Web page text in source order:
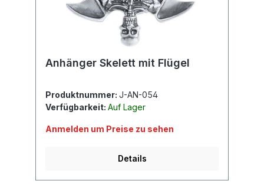
Anhänger Skelett mit Flügel
Produktnummer: J-AN-054
Verfügbarkeit: Auf Lager
Anmelden um Preise zu sehen
Details